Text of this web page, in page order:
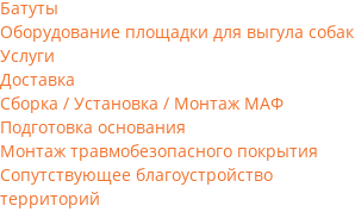
Батуты
Оборудование площадки для выгула собак
Услуги
Доставка
Сборка / Установка / Монтаж МАФ
Подготовка основания
Монтаж травмобезопасного покрытия
Сопутствующее благоустройство
территорий